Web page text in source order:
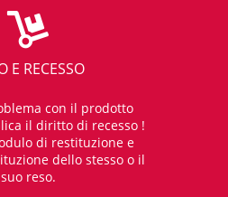
E RECESSO
con il prodotto
il diritto di recesso !
di restituzione e
dello stesso o il
suo reso.